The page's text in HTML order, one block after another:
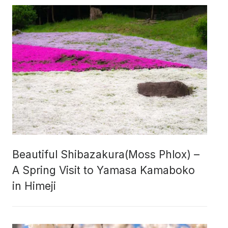
Beautiful Shibazakura(Moss Phlox) –
A Spring Visit to Yamasa Kamaboko
in Himeji